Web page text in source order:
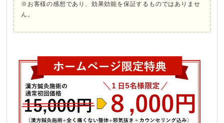
※お客様の感想であり、効果効能を保証するものではありませ
ん。